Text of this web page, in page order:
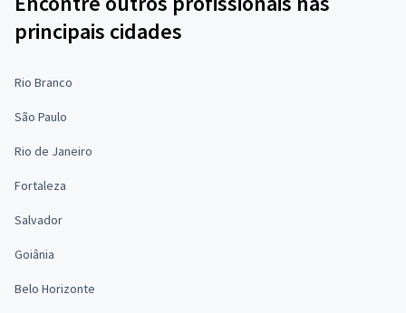
principais cidades
Rio Branco
São Paulo
Rio de Janeiro
Fortaleza
Salvador
Goiânia
Belo Horizonte